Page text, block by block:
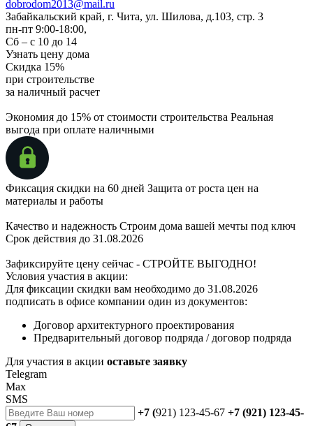
dobrodom2013@mail.ru
Забайкальский край, г. Чита, ул. Шилова, д.103, стр. 3
пн-пт 9:00-18:00,
Сб – с 10 до 14
Узнать цену дома
Скидка 15%
при строительстве
за наличный расчет
Экономия до 15% от стоимости строительства Реальная
выгода при оплате наличными
Фиксация скидки на 60 дней Защита от роста цен на
материалы и работы
Качество и надежность Строим дома вашей мечты под ключ
Срок действия до 31.08.2026
Зафиксируйте цену сейчас - СТРОЙТЕ ВЫГОДНО!
Условия участия в акции:
Для фиксации скидки вам необходимо до 31.08.2026
подписать в офисе компании один из документов:
Договор архитектурного проектирования
Предварительный договор подряда / договор подряда
Для участия в акции оставьте заявку
Telegram
Max
SMS
+7 (921) 123-45-67 +7 (921) 123-45-